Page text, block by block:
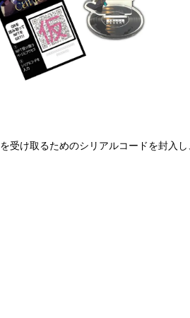
受け取るためのシリアルコードを封入